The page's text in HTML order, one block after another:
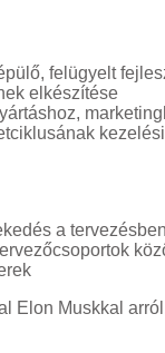
felügyelt
elkészítése
a tervezésben
Elon Muskkal